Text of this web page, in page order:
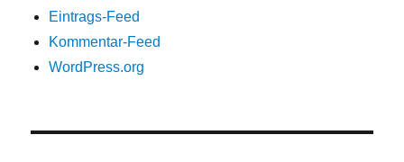
Eintrags-Feed
Kommentar-Feed
WordPress.org